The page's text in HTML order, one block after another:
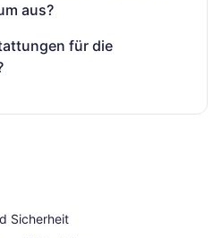
aus?
für die
Sicherheit